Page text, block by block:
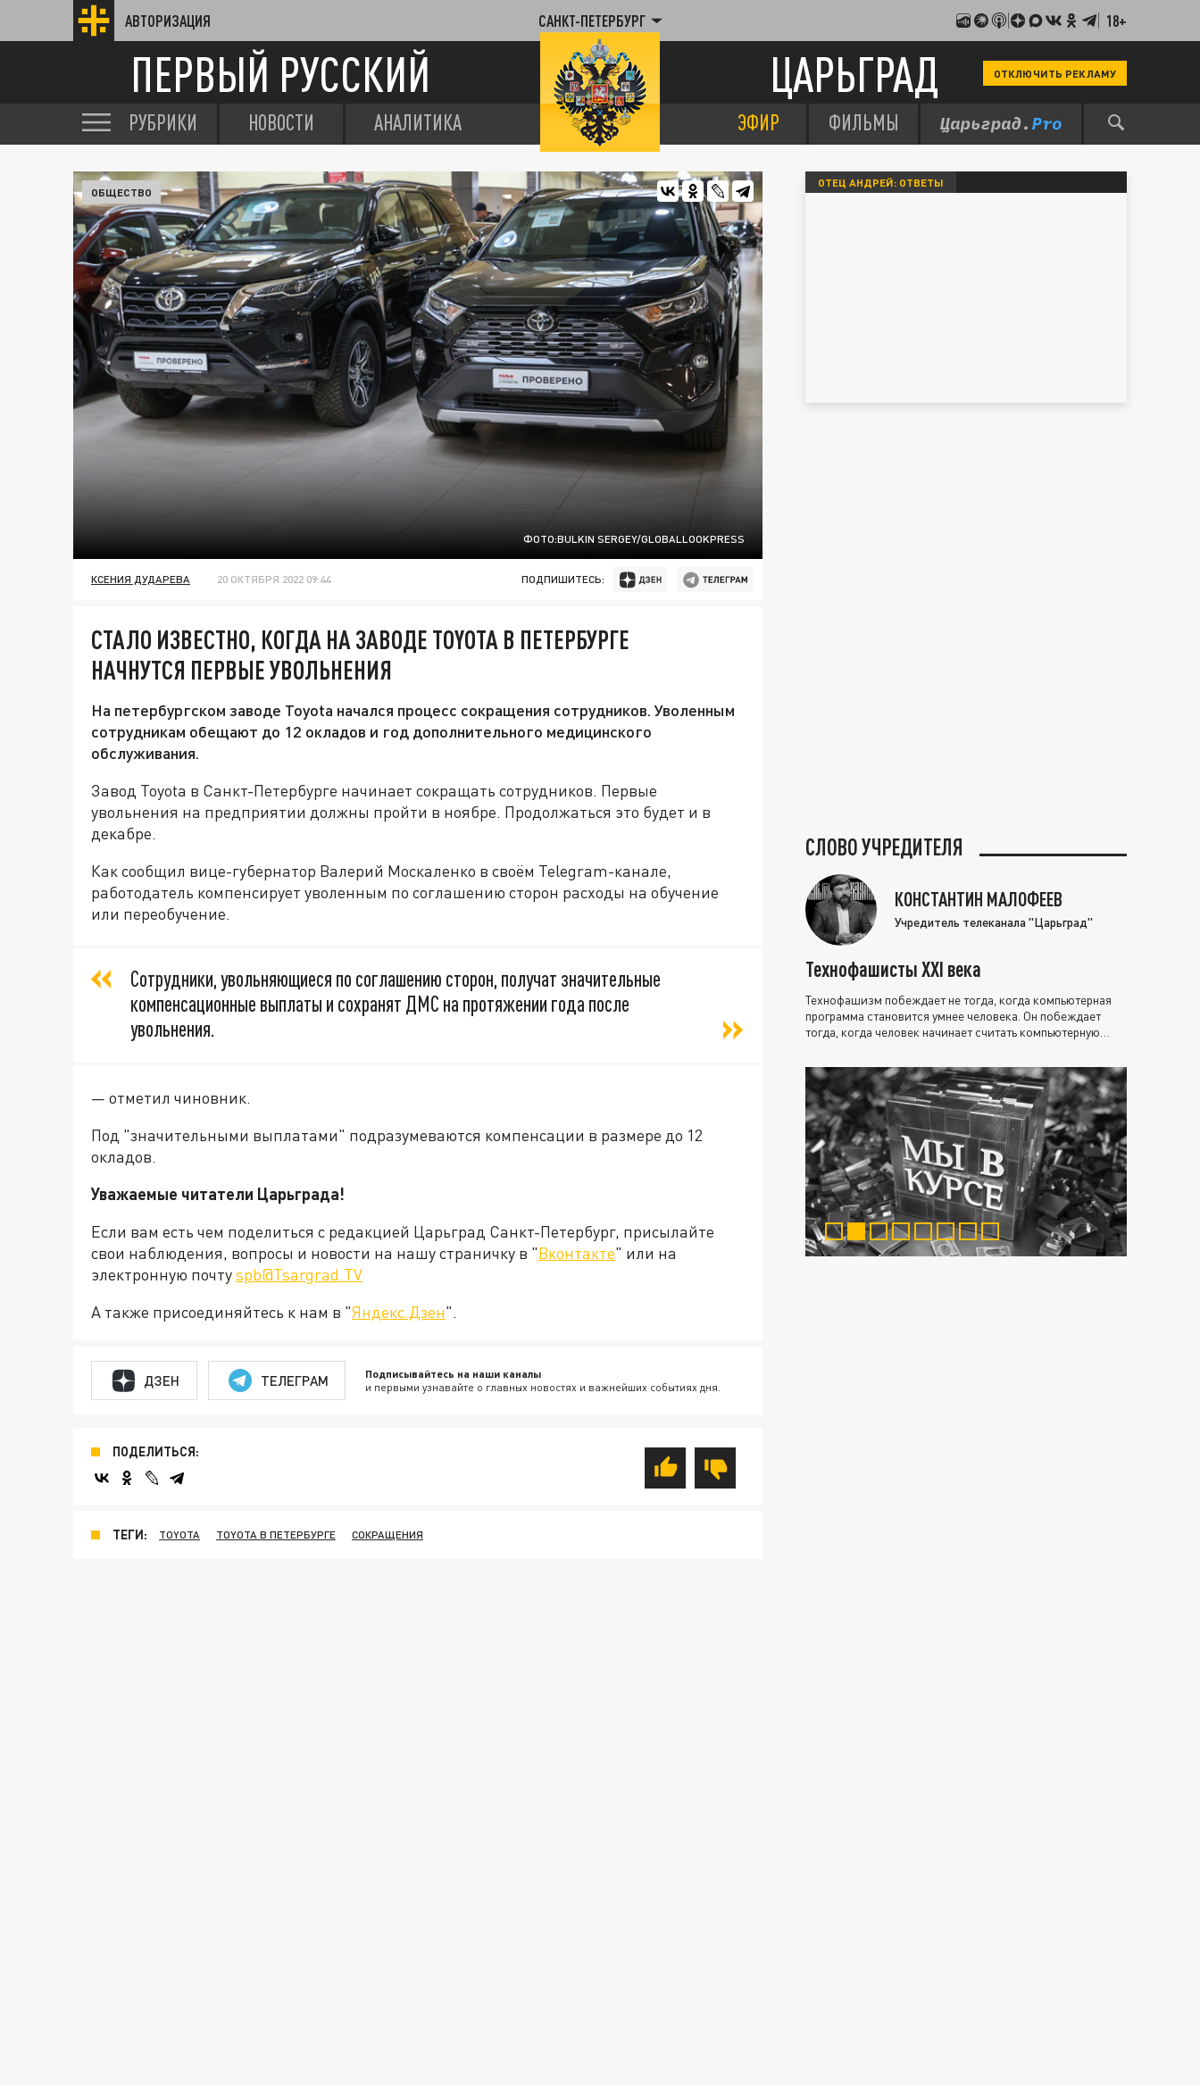
АВТОРИЗАЦИЯ САНКТ-ПЕТЕРБУРГ 18+
ПЕРВЫЙ РУССКИЙ ЦАРЬГРАД ОТКЛЮЧИТЬ РЕКЛАМУ
РУБРИКИ НОВОСТИ АНАЛИТИКА ЭФИР ФИЛЬМЫ
ФОТО:BULKIN SERGEY/GLOBALLOOKPRESS
ОБЩЕСТВО
КСЕНИЯ ДУДАРЕВА 20 ОКТЯБРЯ 2022 09:44 ПОДПИШИТЕСЬ:
СТАЛО ИЗВЕСТНО, КОГДА НА ЗАВОДЕ TOYOTA В ПЕТЕРБУРГЕ
НАЧНУТСЯ ПЕРВЫЕ УВОЛЬНЕНИЯ
На петербургском заводе Toyota начался процесс сокращения сотрудников. Уволенным
сотрудникам обещают до 12 окладов и год дополнительного медицинского
обслуживания.
Завод Toyota в Санкт-Петербурге начинает сокращать сотрудников. Первые
увольнения на предприятии должны пройти в ноябре. Продолжаться это будет и в
декабре.
Как сообщил вице-губернатор Валерий Москаленко в своём Telegram-канале,
работодатель компенсирует уволенным по соглашению сторон расходы на обучение
или переобучение.
Сотрудники, увольняющиеся по соглашению сторон, получат значительные
компенсационные выплаты и сохранят ДМС на протяжении года после
увольнения.
— отметил чиновник.
Под "значительными выплатами" подразумеваются компенсации в размере до 12
окладов.
Уважаемые читатели Царьграда!
Если вам есть чем поделиться с редакцией Царьград Санкт-Петербург, присылайте
свои наблюдения, вопросы и новости на нашу страничку в "Вконтакте" или на
электронную почтуspb@Tsargrad.TV
А также присоединяйтесь к нам в "Яндекс.Дзен".
ДЗЕН ТЕЛЕГРАМ Подписывайтесь на наши каналы
и первыми узнавайте о главных новостях и важнейших событиях дня.
ПОДЕЛИТЬСЯ:
ТЕГИ: TOYOTA TOYOTA В ПЕТЕРБУРГЕ СОКРАЩЕНИЯ
ОТЕЦ АНДРЕЙ: ОТВЕТЫ
СЛОВО УЧРЕДИТЕЛЯ
КОНСТАНТИН МАЛОФЕЕВ
Учредитель телеканала "Царьград"
Технофашисты XXI века
Технофашизм побеждает не тогда, когда компьютерная
программа становится умнее человека. Он побеждает
тогда, когда человек начинает считать компьютерную